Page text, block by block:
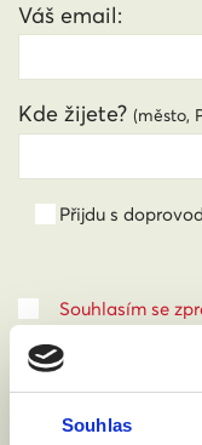
Souhlas
Váš email:
Kde žijete? (město,
Přijdu s
Souhlasím se